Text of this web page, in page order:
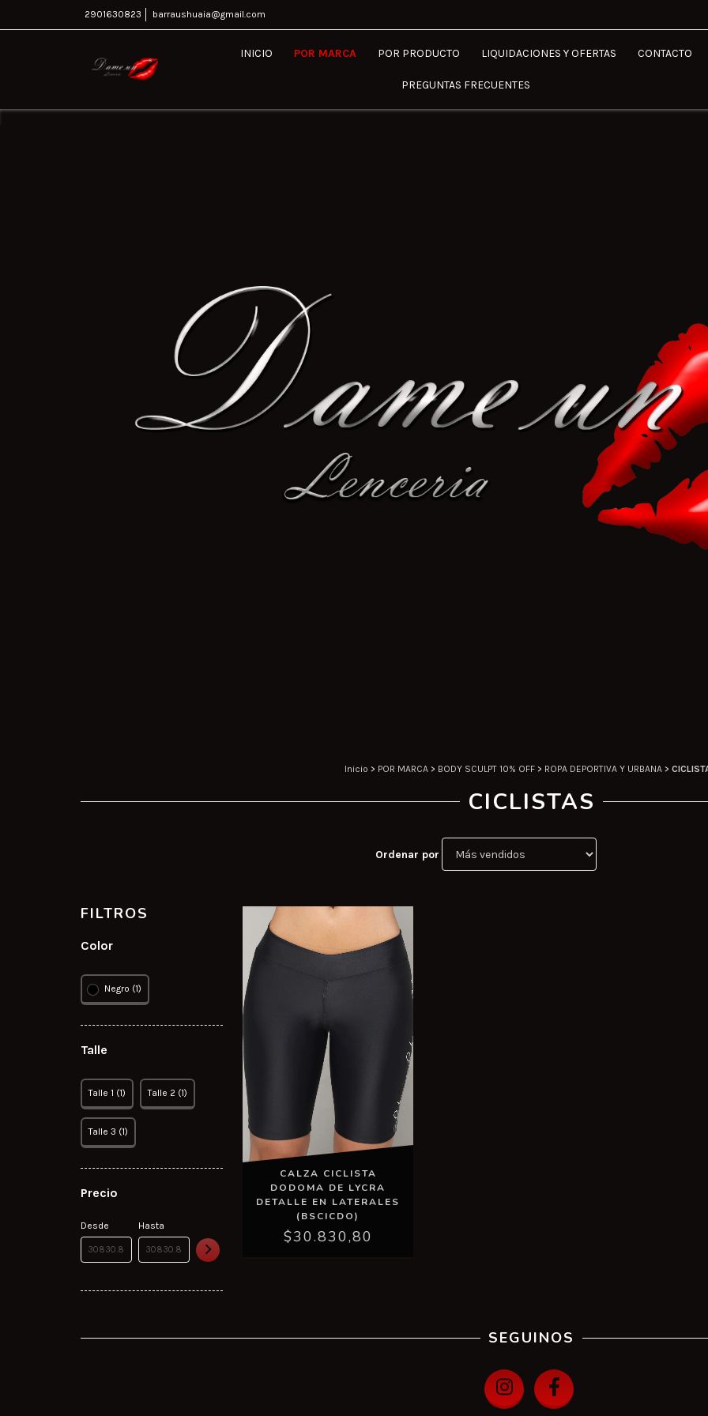
2901630823 barraushuaia@gmail.com
INICIO POR MARCA POR PRODUCTO LIQUIDACIONES Y OFERTAS CONTACTO
PREGUNTAS FRECUENTES
Inicio > POR MARCA > BODY SCULPT 10% OFF > ROPA DEPORTIVA Y URBANA >
CICLISTAS
Ordenar por
FILTROS
Color
Negro (1)
Talle
Talle 1 (1) Talle 2 (1)
Talle 3 (1)
Precio
Desde Hasta
CALZA CICLISTA
DODOMA DE LYCRA
DETALLE EN LATERALES
(BSCICDO)
$30.830,80
SEGUINOS